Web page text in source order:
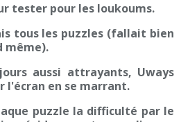
tester pour les loukoums.
tous les puzzles (fallait bien
même).
aussi attrayants, Uways
l'écran en se marrant.
puzzle la difficulté par le